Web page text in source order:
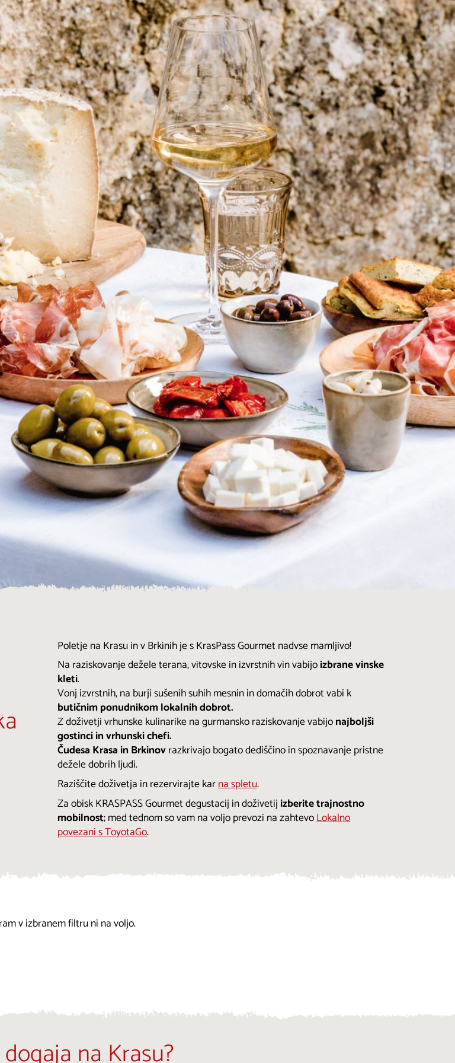
Poletje na Krasu in v Brkinih je s KrasPass Gourmet nadvse mamljivo!
Na raziskovanje dežele terana, vitovske in izvrstnih vin vabijoizbrane vinske
kleti.
Vonj izvrstnih, na burji sušenih suhih mesnin in domačih dobrot vabi k
butičnim ponudnikom lokalnih dobrot.
Z doživetji vrhunske kulinarike na gurmansko raziskovanje vabijonajboljši
gostinci in vrhunski chefi.
Čudesa Krasa in Brkinovrazkrivajo bogato dediščino in spoznavanje pristne
dežele dobrih ljudi.
Raziščite doživetja in rezervirajte karna spletu.
Za obisk KRASPASS Gourmet degustacij in doživetij izberite trajnostno
mobilnost; med tednom so vam na voljo prevozi na zahtevoLokalno
povezani s ToyotaGo.
v izbranem filtru ni na voljo.
na Krasu?